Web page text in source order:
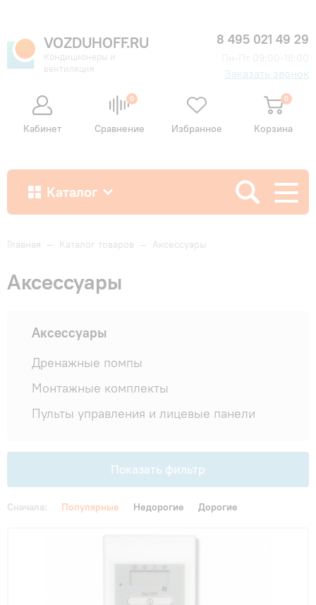
VOZDUHOFF.RU
Кондиционеры и
вентиляция
8 495 021 49 29
Заказать звонок
Кабинет
0
Сравнение Избранное
0
Корзина
Каталог
Как купить
Доставка и оплата
Гарантия и сервис
Монтаж
Контакты
Главная — Каталог товаров — Аксессуары
Аксессуары
Аксессуары
Дренажные помпы
Монтажные комплекты
Пульты управления и лицевые панели
Показать фильтр
Сначала: Популярные Недорогие Дорогие